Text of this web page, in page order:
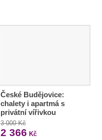
České Budějovice:
chalety i apartmá s
privátní vířivkou
3 000 Kč
2 366 Kč